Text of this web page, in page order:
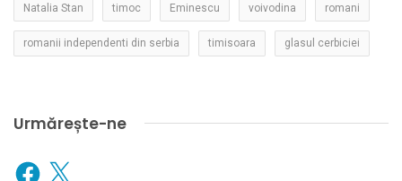
Natalia Stan timoc Eminescu voivodina romani
romanii independenti din serbia timisoara glasul cerbiciei
Urmărește-ne
Facebook
X